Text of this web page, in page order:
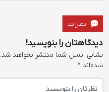
نظرات
دیدگاهتان را بنویسید!
نشانی ایمیل شما منتشر نخواهد شد.
شده‌اند *